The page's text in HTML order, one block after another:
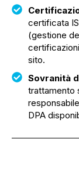
certificata
(gestione
sito.
Sovranità
trattamento
DPA